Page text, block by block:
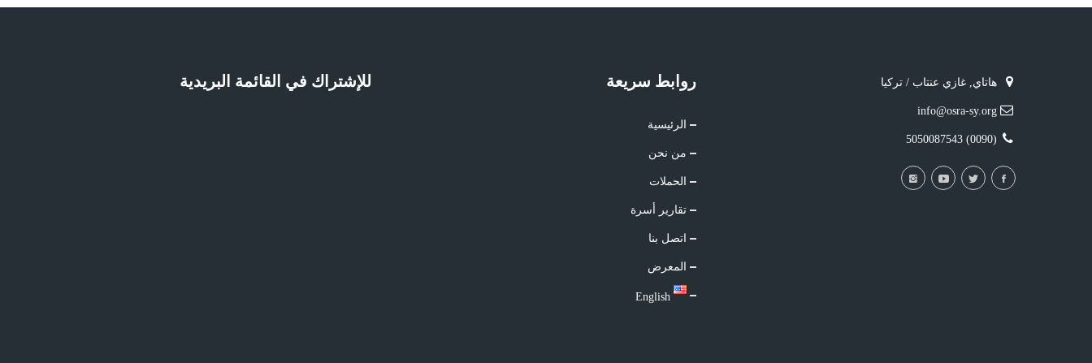
هاتاي, غازي عنتاب / تركيا
info@osra-sy.org
(0090) 5050087543
روابط سريعة
الرئيسية
من نحن
الحملات
تقارير أسرة
اتصل بنا
المعرض
English
للإشتراك في القائمة البريدية